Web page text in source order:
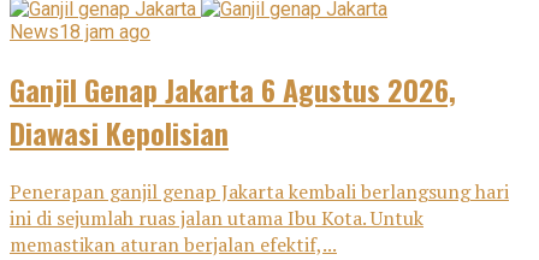
News18 jam ago
Ganjil Genap Jakarta 6 Agustus 2026,
Diawasi Kepolisian
Penerapan ganjil genap Jakarta kembali berlangsung hari
ini di sejumlah ruas jalan utama Ibu Kota. Untuk
memastikan aturan berjalan efektif,...